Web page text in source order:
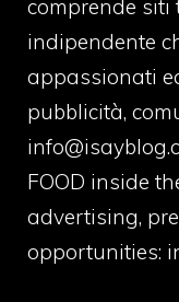
comprende siti
indipendente
appassionati
pubblicità,
FOOD inside
advertising,
opportunities: